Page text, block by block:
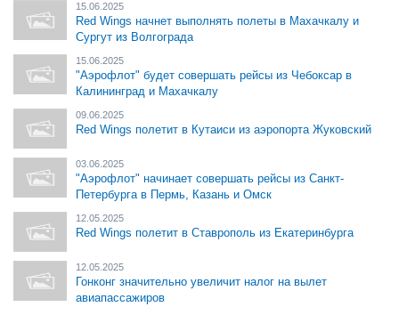
15.06.2025
Red Wings начнет выполнять полеты в Махачкалу и
Сургут из Волгограда
15.06.2025
"Аэрофлот" будет совершать рейсы из Чебоксар в
Калининград и Махачкалу
09.06.2025
Red Wings полетит в Кутаиси из аэропорта Жуковский
03.06.2025
"Аэрофлот" начинает совершать рейсы из Санкт-
Петербурга в Пермь, Казань и Омск
12.05.2025
Red Wings полетит в Ставрополь из Екатеринбурга
12.05.2025
Гонконг значительно увеличит налог на вылет
авиапассажиров